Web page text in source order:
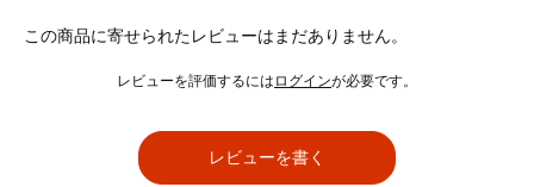
この商品に寄せられたレビューはまだありません。
レビューを評価するには ログインが必要です。
レビューを書く